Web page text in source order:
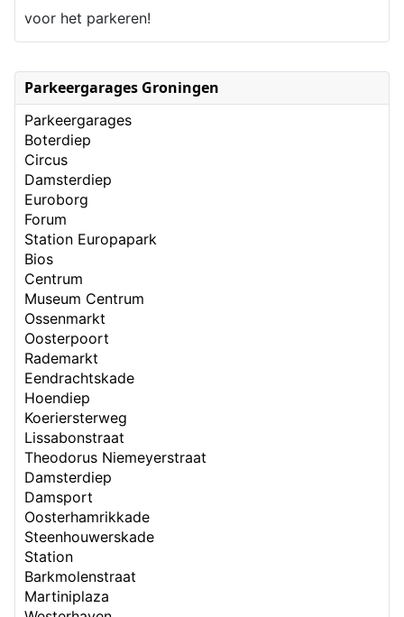
Parkeergarages Groningen
Parkeergarages
Boterdiep
Circus
Damsterdiep
Euroborg
Forum
Station Europapark
Bios
Centrum
Museum Centrum
Ossenmarkt
Oosterpoort
Rademarkt
Eendrachtskade
Hoendiep
Koeriersterweg
Lissabonstraat
Theodorus Niemeyerstraat
Damsterdiep
Damsport
Oosterhamrikkade
Steenhouwerskade
Station
Barkmolenstraat
Martiniplaza
voor het parkeren!